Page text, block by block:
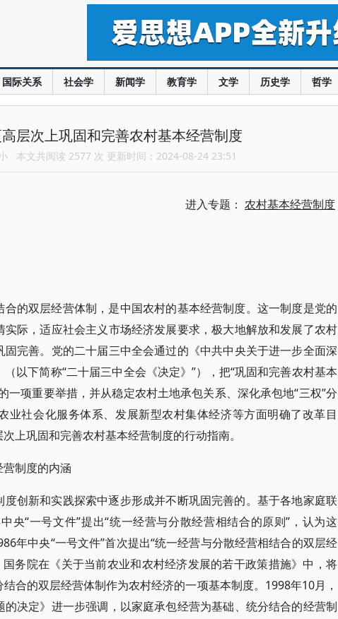
国际关系 社会学 新闻学 教育学 文学 历史学 哲学
层次上巩固和完善农村基本经营制度
本文共阅读 2577 次 更新时间：2024-08-24 23:51
进入专题： 农村基本经营制度
的双层经营体制，是中国农村的基本经营制度。这一制度是党的
际，适应社会主义市场经济发展要求，极大地解放和发展了农村
完善。党的二十届三中全会通过的《中共中央关于进一步全面深
以下简称“二十届三中全会《决定》”），把“巩固和完善农村基本
一项重要举措，并从稳定农村土地承包关系、深化承包地“三权”分
业社会化服务体系、发展新型农村集体经济等方面明确了改革目
上巩固和完善农村基本经营制度的行动指南。
制度的内涵
创新和实践探索中逐步形成并不断巩固完善的。基于各地家庭联
央“一号文件”提出“统一经营与分散经营相结合的原则”，认为这
年中央“一号文件”首次提出“统一经营与分散经营相结合的双层经
务院在《关于当前农业和农村经济发展的若干政策措施》中，将
合的双层经营体制作为农村经济的一项基本制度。1998年10月，
的决定》进一步强调，以家庭承包经营为基础、统分结合的经营制